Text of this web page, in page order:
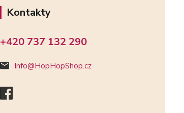
Kontakty
+420 737 132 290
Info@HopHopShop.cz